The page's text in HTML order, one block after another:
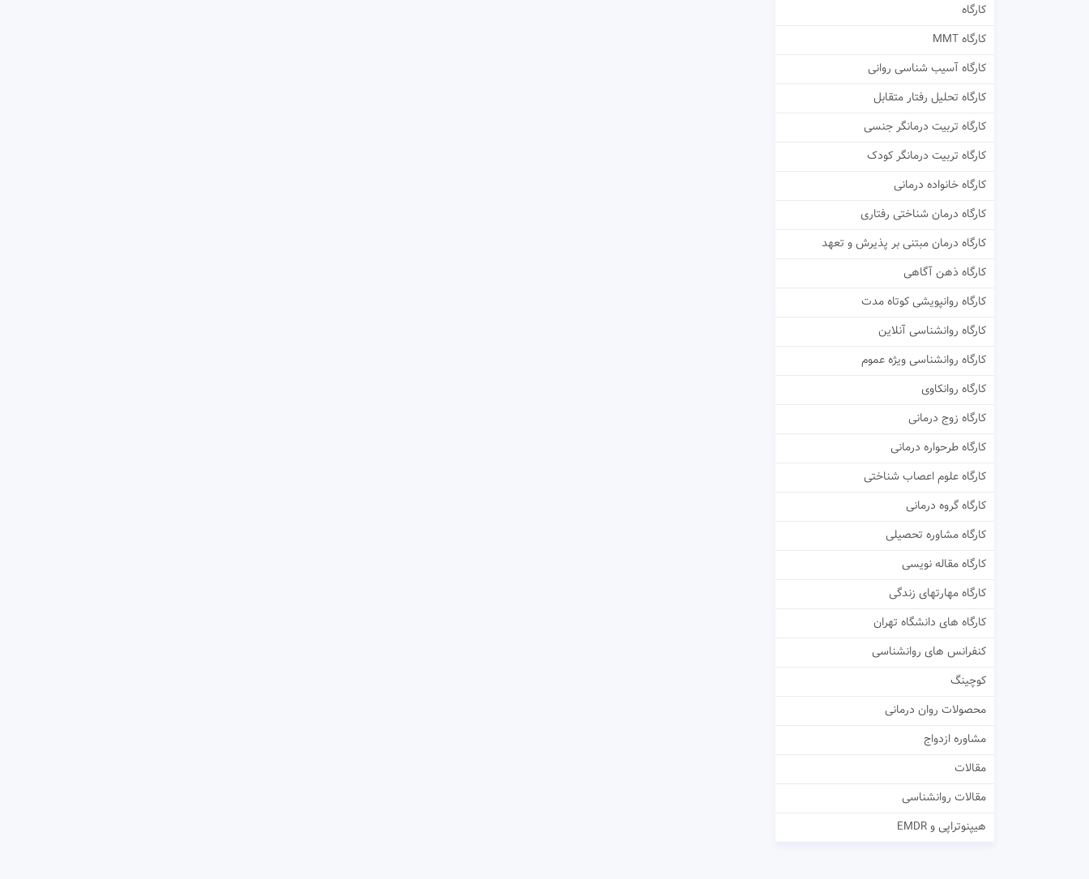
کارگاه
کارگاه MMT
کارگاه آسیب شناسی روانی
کارگاه تحلیل رفتار متقابل
کارگاه تربیت درمانگر جنسی
کارگاه تربیت درمانگر کودک
کارگاه خانواده درمانی
کارگاه درمان شناختی رفتاری
کارگاه درمان مبتنی بر پذیرش و تعهد
کارگاه ذهن آگاهی
کارگاه روانپویشی کوتاه مدت
کارگاه روانشناسی آنلاین
کارگاه روانشناسی ویژه عموم
کارگاه روانکاوی
کارگاه زوج درمانی
کارگاه طرحواره درمانی
کارگاه علوم اعصاب شناختی
کارگاه گروه درمانی
کارگاه مشاوره تحصیلی
کارگاه مقاله نویسی
کارگاه مهارتهای زندگی
کارگاه های دانشگاه تهران
کنفرانس های روانشناسی
کوچینگ
محصولات روان درمانی
مشاوره ازدواج
مقالات
مقالات روانشناسی
هیپنوتراپی و EMDR